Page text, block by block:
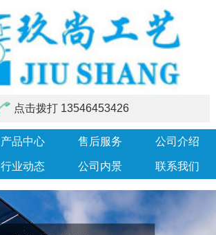
点击拨打 13546453426
产品中心 售后服务 公司介绍
行业动态 公司内景 联系我们